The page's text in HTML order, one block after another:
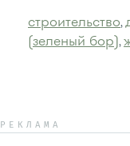
строительство,
(зеленый бор),
РЕКЛАМА